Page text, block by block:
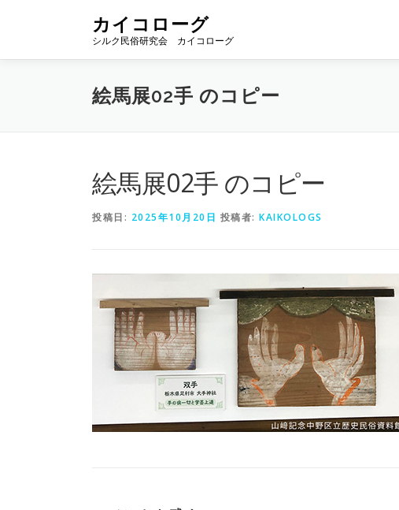
ン
カイコローグ
シルク民俗研究会 カイコローグ
絵馬展02手 のコピー
絵馬展02手 のコピー
投稿日: 2025年10月20日 投稿者: KAIKOLOGS